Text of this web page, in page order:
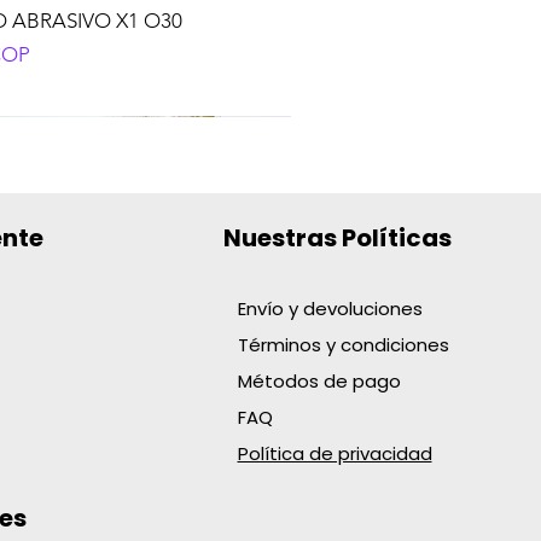
ABRASIVO X1 O30
KILOMETRICO
DOMES. T:9 CAL 18 AMA
TRAPERO PABILO X370GR
Nuestras Políticas
Envío y devoluciones
Términos y condiciones
Métodos de pago
FAQ
Política de privacidad